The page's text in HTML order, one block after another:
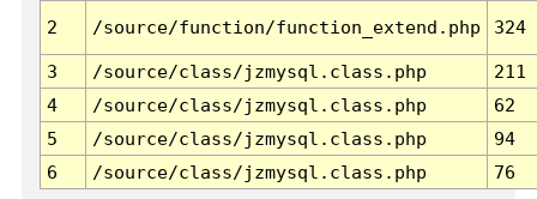
2 /source/function/function_extend.php 324
3 /source/class/jzmysql.class.php
211
4
/source/class/jzmysql.class.php
62
5
/source/class/jzmysql.class.php
94
6
/source/class/jzmysql.class.php 76